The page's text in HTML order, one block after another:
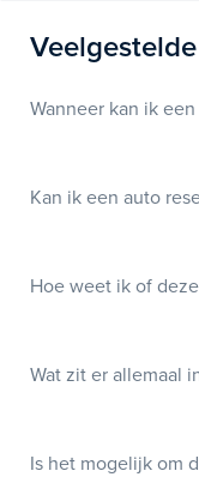
Wanneer kan ik
Kan ik een auto
Hoe weet ik of
Wat zit er allemaal
Is het mogelijk om